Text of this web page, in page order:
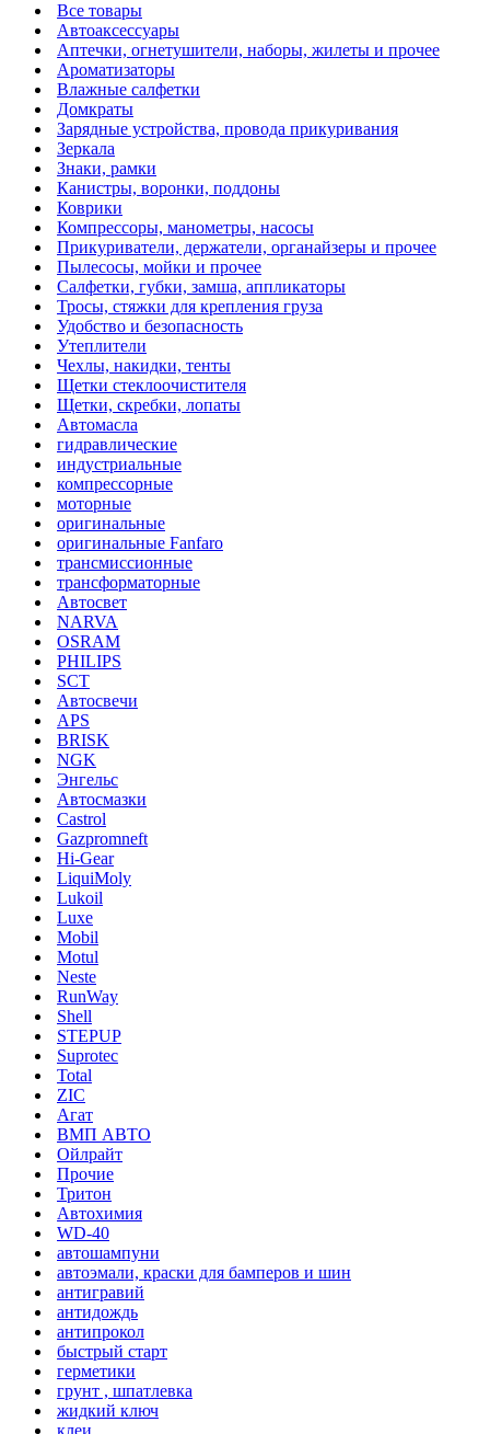
Все товары
Автоаксессуары
Аптечки, огнетушители, наборы, жилеты и прочее
Ароматизаторы
Влажные салфетки
Домкраты
Зарядные устройства, провода прикуривания
Зеркала
Знаки, рамки
Канистры, воронки, поддоны
Коврики
Компрессоры, манометры, насосы
Прикуриватели, держатели, органайзеры и прочее
Пылесосы, мойки и прочее
Салфетки, губки, замша, аппликаторы
Тросы, стяжки для крепления груза
Удобство и безопасность
Утеплители
Чехлы, накидки, тенты
Щетки стеклоочистителя
Щетки, скребки, лопаты
Автомасла
гидравлические
индустриальные
компрессорные
моторные
оригинальные
оригинальные Fanfaro
трансмиссионные
трансформаторные
Автосвет
NARVA
OSRAM
PHILIPS
SCT
Автосвечи
APS
BRISK
NGK
Энгельс
Автосмазки
Castrol
Gazpromneft
Hi-Gear
LiquiMoly
Lukoil
Luxe
Mobil
Motul
Neste
RunWay
Shell
STEPUP
Suprotec
Total
ZIC
Агат
ВМП АВТО
Ойлрайт
Прочие
Тритон
Автохимия
WD-40
автошампуни
автоэмали, краски для бамперов и шин
антигравий
антидождь
антипрокол
быстрый старт
герметики
грунт , шпатлевка
жидкий ключ